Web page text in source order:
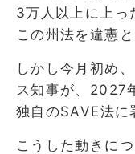
3万人以上に上っ
この州法を違憲と
しかし今月初め
ス知事が、2027
独自のSAVE法に
こうした動きに